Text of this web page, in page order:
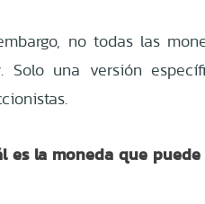
no todas las
Solo una versión
es la moneda que